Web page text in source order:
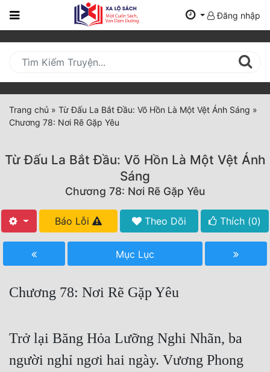
Trang
Mới
Cập
Nhật
(current)
Thể Loại
Truyện Mới Ra
Hoàn Thành
Free
Truyện Convert
Truyện Dịch
Đăng nhập
Trang chủ » Từ Đấu La Bắt Đầu: Võ Hồn Là Một Vệt Ánh Sáng »
Chương 78: Nơi Rẽ Gặp Yêu
Từ Đấu La Bắt Đầu: Võ Hồn Là Một Vệt Ánh
Sáng
Chương 78: Nơi Rẽ Gặp Yêu
Báo Lỗi Theo Dõi Thích (0)
Mục Lục
Chương 78: Nơi Rẽ Gặp Yêu
Trở lại Băng Hỏa Lưỡng Nghi Nhãn, ba
người nghỉ ngơi hai ngày. Vương Phong